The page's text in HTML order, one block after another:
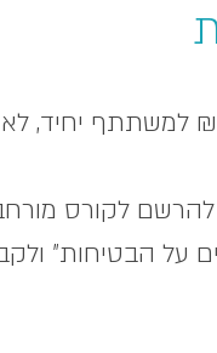
להרשם לקורס
על הבטיחות" ולקבל 2